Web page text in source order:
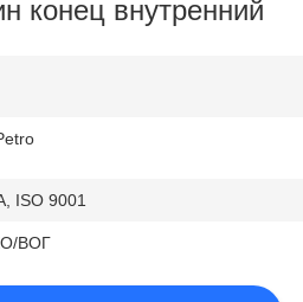
конец внутренний
ISO 9001
ВОГ